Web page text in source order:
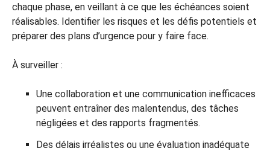
chaque phase, en veillant à ce que les échéances soient
réalisables. Identifier les risques et les défis potentiels et
préparer des plans d’urgence pour y faire face.
À surveiller :
Une collaboration et une communication inefficaces
peuvent entraîner des malentendus, des tâches
négligées et des rapports fragmentés.
Des délais irréalistes ou une évaluation inadéquate